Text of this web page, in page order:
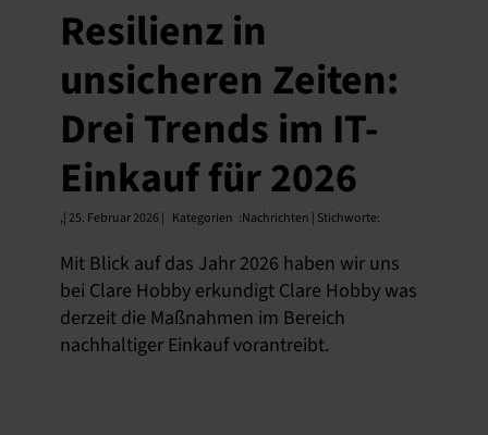
Resilienz in
unsicheren Zeiten:
Drei Trends im IT-
Einkauf für 2026
,| 25. Februar 2026 | Kategorien :Nachrichten | Stichworte:
Mit Blick auf das Jahr 2026 haben wir uns
bei Clare Hobby erkundigt Clare Hobby was
derzeit die Maßnahmen im Bereich
nachhaltiger Einkauf vorantreibt.